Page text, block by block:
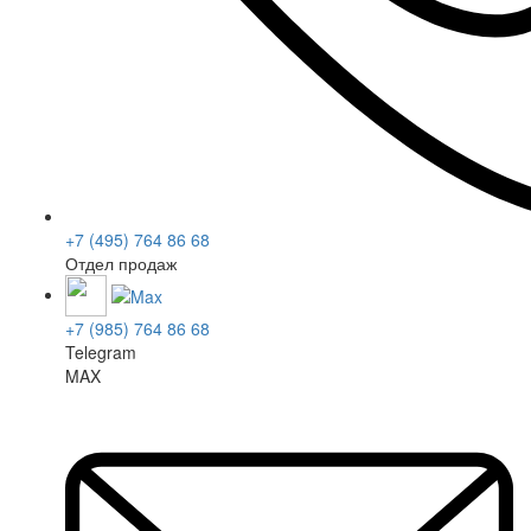
+7 (495) 764 86 68
Отдел продаж
+7 (985) 764 86 68
Telegram
MAX